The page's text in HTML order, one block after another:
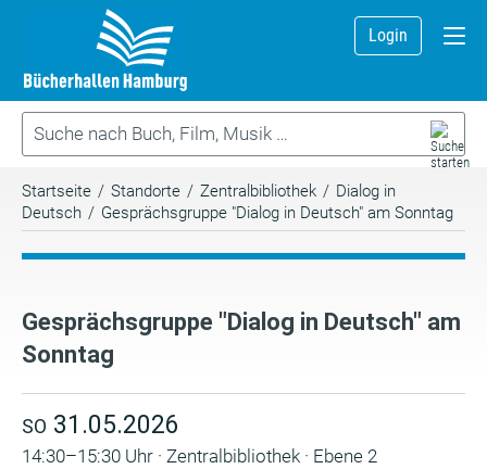
Login
Startseite / Standorte / Zentralbibliothek / Dialog in
Deutsch / Gesprächsgruppe "Dialog in Deutsch" am Sonntag
Gesprächsgruppe "Dialog in Deutsch" am
Sonntag
SO 31.05.2026
14:30–15:30 Uhr · Zentralbibliothek · Ebene 2